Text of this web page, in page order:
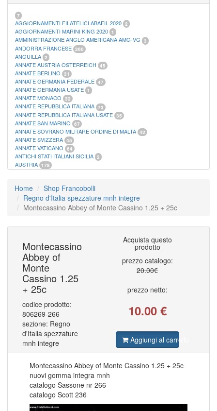
MATERIALE FILATELICO MARINI 33
RACCOGLITORI XL
7
AGGIORNAMENTI FILATELICI ABAFIL 2020 2
AGGIORNAMENTI MARINI KING 2020 1
AMMINISTRAZIONE ANGLO AMERICANA AMG-VG 3
ANDORRA FRANCESE 260
ANGUILLA 2
ANNATE AUSTRIA OSTERREICH 45
ANNATE BERLINO 31
ANNATE GERMANIA FEDERALE 47
ANNATE GERMANIA USATE 1
ANNATE MONACO 32
ANNATE REPUBBLICA ITALIANA 73
ANNATE REPUBBLICA ITALIANA USATE 35
ANNATE SAN MARINO 67
ANNATE SOVRANO MILITARE ORDINE DI MALTA 42
ANNATE SVIZZERA 45
ANNATE VATICANO 64
ANTICHI STATI ITALIANI SICILIA 2
AUSTRIA 178
CASTELROSSO 10
COLONIE ITALIANE AFRICA ORIENTALE IT 79
COLONIE ITALIANE ALBANIA 1
COLONIE ITALIANE CATTARO
COLONIE ITALIANE EGEO EMISSIONI GENERALI 88
COLONIE ITALIANE EMISSIONI GENERALI
COLONIE ITALIANE ERITREA
COLONIE ITALIANE ETIOPIA
COLONIE ITALIANE FEZZAN
COLONIE ITALIANE FIERA DI TRIPOLI
COLONIE ITALIANE GIRI COLONIALI
COLONIE ITALIANE ISOLE EGEO CALINO
COLONIE ITALIANE ISOLE EGEO CARCHI
COLONIE ITALIANE ISOLE EGEO CASO 31
COLONIE ITALIANE ISOLE EGEO CASTELROSSO 52
COLONIE ITALIANE ISOLE EGEO COO 23
COLONIE ITALIANE ISOLE EGEO LERO
COLONIE ITALIANE ISOLE EGEO LIPSO 30
COLONIE ITALIANE ISOLE EGEO NISIRO
COLONIE ITALIANE ISOLE EGEO PATMO
COLONIE ITALIANE ISOLE EGEO PISCOPI
COLONIE ITALIANE ISOLE EGEO RODI
COLONIE ITALIANE ISOLE EGEO SCARAPANTO
Home
Shop Francobolli
Regno d'Italia spezzature mnh integre
Montecassino Abbey of Monte Cassino 1.25 + 25c
Montecassino
Abbey of
Monte
Cassino 1.25
+ 25c
codice prodotto:
806269-266
sezione: Regno
d'Italia spezzature
mnh integre
Acquista questo
prodotto
prezzo catalogo:
20.00€
prezzo netto:
10.00 €
Aggiungi al carrello
Montecassino Abbey of Monte Cassino 1.25 + 25c
nuovi gomma integra mnh
catalogo Sassone nr 266
catalogo Scott 236